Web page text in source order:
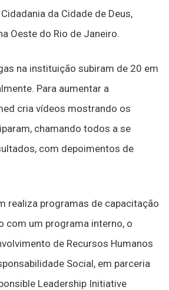
da Cidade de Deus,
Oeste do Rio de Janeiro.
na instituição subiram de 20 em
Para aumentar a
cria vídeos mostrando os
chamando todos a se
com depoimentos de
realiza programas de capacitação
com um programa interno, o
de Recursos Humanos
Social, em parceria
Leadership Initiative